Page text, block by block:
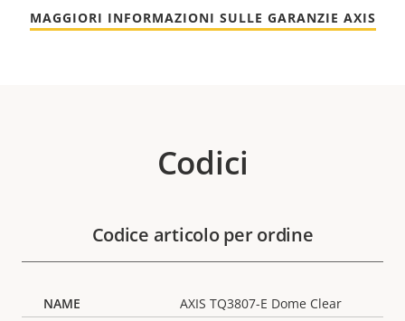
MAGGIORI INFORMAZIONI SULLE GARANZIE AXIS
Codici
Codice articolo per ordine
AXIS TQ3807-E Dome Clear